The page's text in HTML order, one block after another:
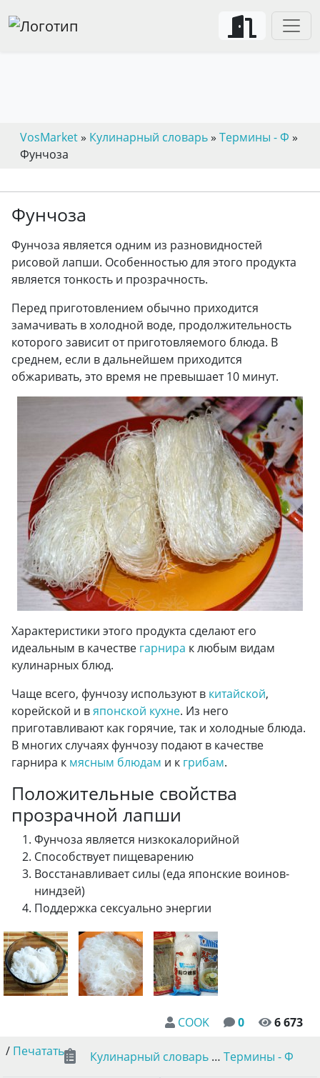
VosMarket» Кулинарный словарь» Термины - Ф »
Фунчоза
Фунчоза
Фунчоза является одним из разновидностей
рисовой лапши. Особенностью для этого продукта
является тонкость и прозрачность.
Перед приготовлением обычно приходится
замачивать в холодной воде, продолжительность
которого зависит от приготовляемого блюда. В
среднем, если в дальнейшем приходится
обжаривать, это время не превышает 10 минут.
Характеристики этого продукта сделают его
идеальным в качестве гарнира к любым видам
кулинарных блюд.
Чаще всего, фунчозу используют в китайской,
корейской и вяпонской кухне. Из него
приготавливают как горячие, так и холодные блюда.
В многих случаях фунчозу подают в качестве
гарнира к мясным блюдам и к грибам.
Положительные свойства
прозрачной лапши
Фунчоза является низкокалорийной
Способствует пищеварению
Восстанавливает силы (еда японские воинов-
ниндзей)
Поддержка сексуально энергии
COOK 0
6 673
/ Печатать Кулинарный словарь … Термины - Ф